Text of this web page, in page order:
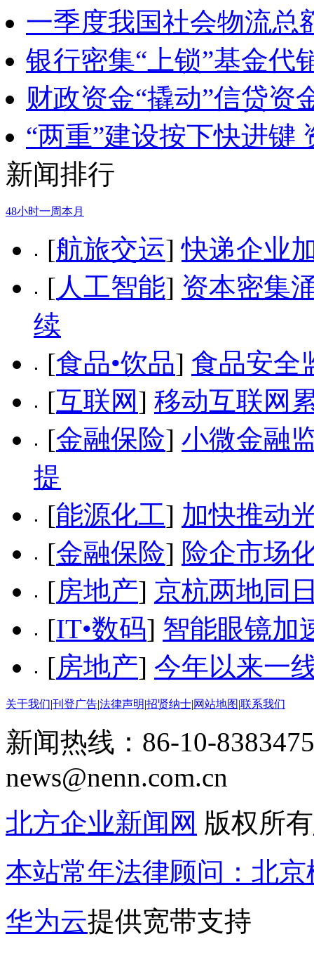
一季度我国社会物流总
银行密集“上锁”基金代
财政资金“撬动”信贷资
“两重”建设按下快进键
新闻排行
48小时一周本月
[航旅交运]快递企业
[人工智能] 资本密集
续
[食品•饮品] 食品安全
[互联网] 移动互联网
[金融保险] 小微金融
提
[能源化工] 加快推动
[金融保险] 险企市场
[房地产] 京杭两地同
[IT•数码] 智能眼镜加
[房地产] 今年以来一
关于我们|刊登广告|法律声明|招贤纳士|网站地图|联系我们
新闻热线：86-10-
news@nenn.com.cn
北方企业新闻网 版权所有
本站常年法律顾问：北
华为云提供宽带支持